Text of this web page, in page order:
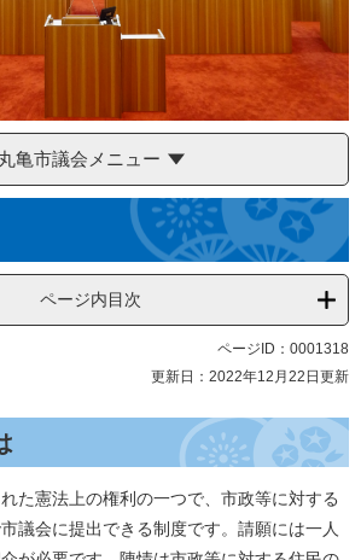
丸亀市議会メニュー
ページ内目次
ページID：0001318
更新日：2022年12月22日更新
た憲法上の権利の一つで、市政等に対する
議会に提出できる制度です。請願には一人